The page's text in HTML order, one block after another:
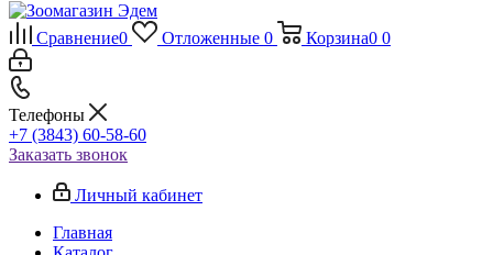
Сравнение0 Отложенные 0 Корзина0 0
Телефоны
+7 (3843) 60-58-60
Заказать звонок
Личный кабинет
Главная